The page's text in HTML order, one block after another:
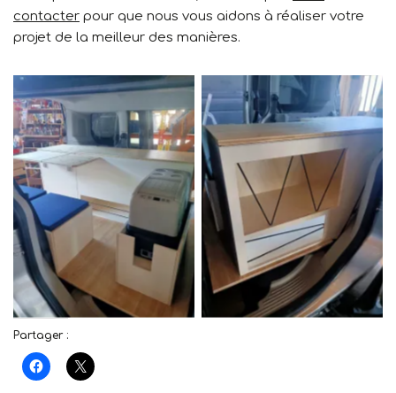
contacter pour que nous vous aidons à réaliser votre
projet de la meilleur des manières.
No Caption No Caption
Partager :